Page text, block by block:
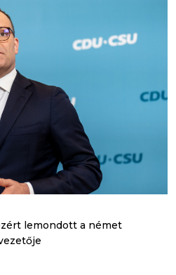
lemondott a német